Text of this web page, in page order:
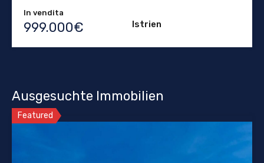
In vendita
999.000€ Istrien
Ausgesuchte Immobilien
Featured